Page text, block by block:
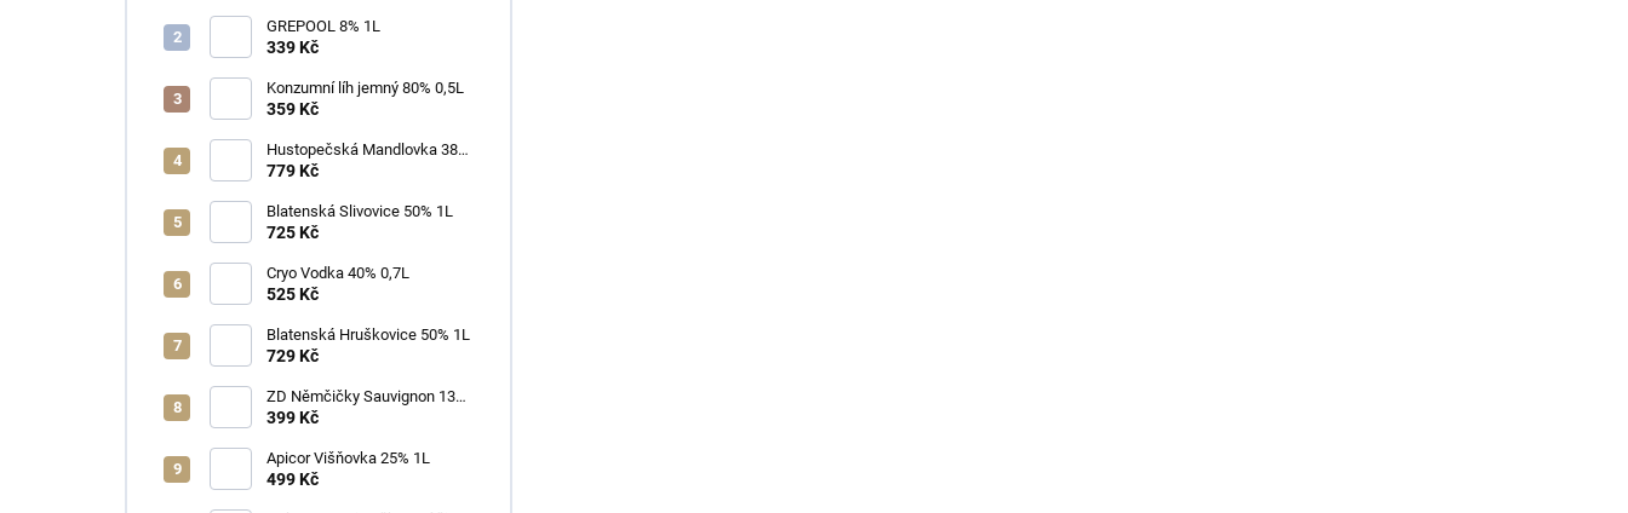
GREPOOL 8% 1L
339 Kč
Konzumní líh jemný 80% 0,5L
359 Kč
Hustopečská Mandlovka 38%
1L
779 Kč
Blatenská Slivovice 50% 1L
725 Kč
Cryo Vodka 40% 0,7L
525 Kč
Blatenská Hruškovice 50% 1L
729 Kč
ZD Němčičky Sauvignon 13%
2025 Bag in Box 3L - suché
399 Kč
Apicor Višňovka 25% 1L
499 Kč